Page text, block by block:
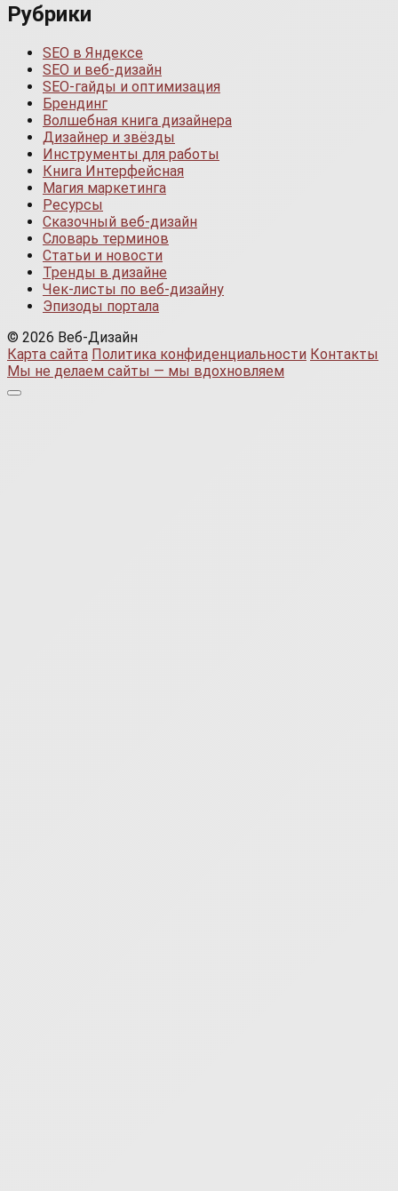
Рубрики
SEO в Яндексе
SEO и веб-дизайн
SEO-гайды и оптимизация
Брендинг
Волшебная книга дизайнера
Дизайнер и звёзды
Инструменты для работы
Книга Интерфейсная
Магия маркетинга
Ресурсы
Сказочный веб-дизайн
Словарь терминов
Статьи и новости
Тренды в дизайне
Чек-листы по веб-дизайну
Эпизоды портала
© 2026 Веб-Дизайн
Карта сайта Политика конфиденциальности Контакты
Мы не делаем сайты — мы вдохновляем